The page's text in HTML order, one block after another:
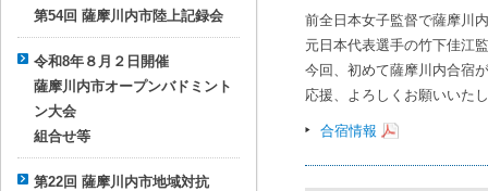
第54回 薩摩川内市陸上記録会
令和8年８月２日開催
薩摩川内市オープンバドミント
ン大会
組合せ等
第22回 薩摩川内市地域対抗
前全日本女子監督で薩摩川
元日本代表選手の竹下佳江
今回、初めて薩摩川内合宿
応援、よろしくお願いいた
合宿情報